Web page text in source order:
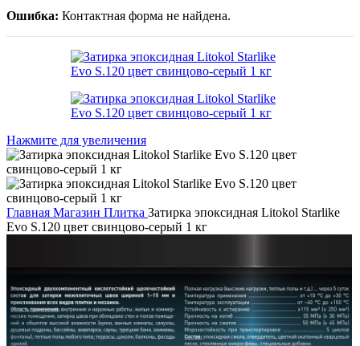
Ошибка: Контактная форма не найдена.
Нажмите для увеличения
Главная Магазин Плитка Затирка эпоксидная Litokol Starlike
Evo S.120 цвет свинцово-серый 1 кг